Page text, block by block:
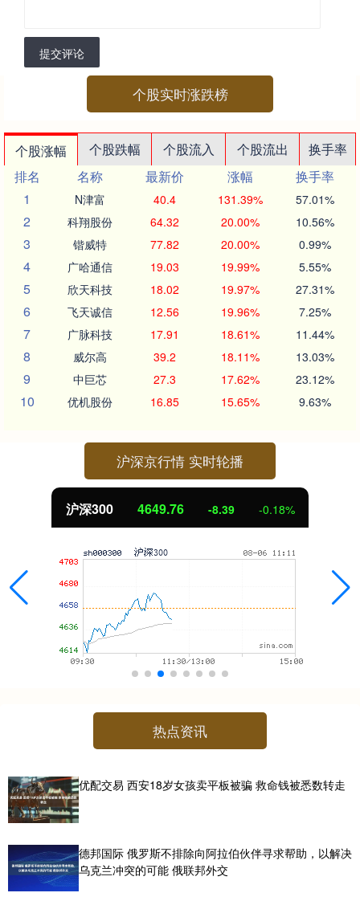
提交评论
个股实时涨跌榜
个股涨幅 个股跌幅 个股流入 个股流出
换手率
排名
名称 最新价 涨幅
换手率
1
N津富 40.4 131.39% 57.01%
2 科翔股份 64.32 20.00% 10.56%
3 锴威特 77.82 20.00% 0.99%
4 广哈通信 19.03 19.99% 5.55%
5 欣天科技 18.02 19.97% 27.31%
6 飞天诚信 12.56 19.96% 7.25%
7 广脉科技 17.91 18.61% 11.44%
8 威尔高 39.2 18.11% 13.03%
9 中巨芯 27.3 17.62% 23.12%
10 优机股份 16.85 15.65% 9.63%
沪深京行情 实时轮播
北证50 1119.76 0.30
热点资讯
优配交易 西安18岁女孩卖平板被骗 救命钱被悉数转走
德邦国际 俄罗斯不排除向阿拉伯伙伴寻求帮助，以解决
乌克兰冲突的可能 俄联邦外交